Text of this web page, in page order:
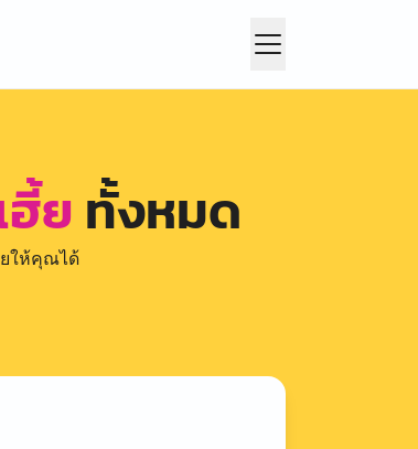
ย ทั้งหมด
ให้คุณได้